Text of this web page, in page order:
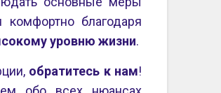
комфортно благодаря
уровню жизни.
обратитесь к нам!